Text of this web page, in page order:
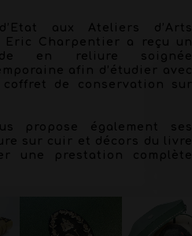
aux Ateliers d’Arts
Eric Charpentier a reçu un
en reliure soignée
afin d’étudier avec
de conservation sur
propose également ses
sur cuir et décors du livre
une prestation complète